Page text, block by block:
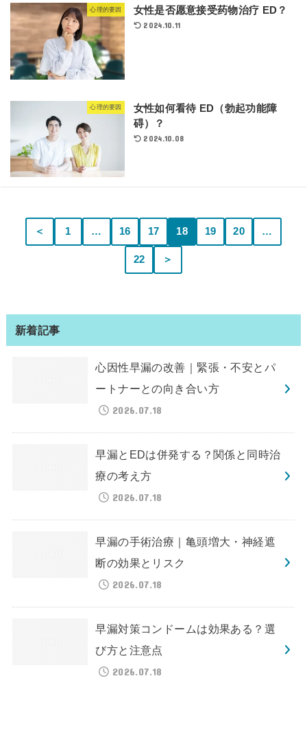
心理的要因 女性是否愿意接受药物治疗 ED？
2024.10.11
心理的要因
女性如何看待 ED（勃起功能障
碍）？
2024.10.08
＜ 1 … 16 17 18 19 20 …
22 ＞
新着記事
心因性早漏の改善｜緊張・不安とパ
ートナーとの向き合い方
2026.07.18
早漏とEDは併発する？関係と同時治
療の考え方
2026.07.18
早漏の手術治療｜亀頭増大・神経遮
断の効果とリスク
2026.07.18
早漏対策コンドームは効果ある？選
び方と注意点
2026.07.18